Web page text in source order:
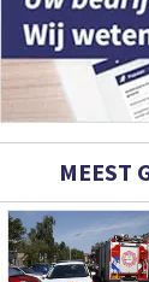
MEEST